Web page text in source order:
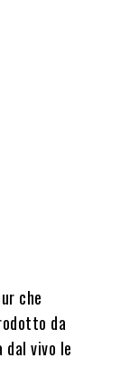
che
da
dal vivo le